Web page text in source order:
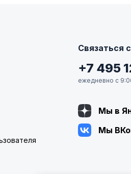
Связаться
+7 495
ежедневно с
Мы в
Мы